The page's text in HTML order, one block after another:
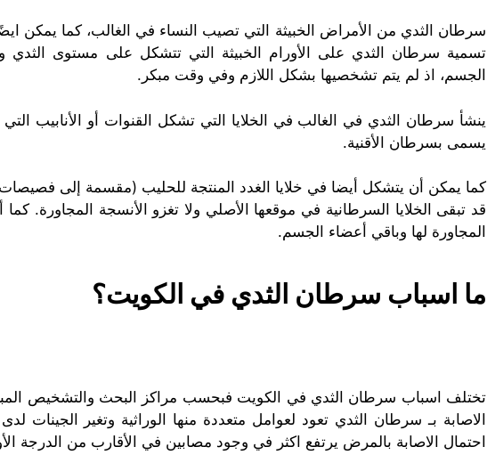
سرطان الثدي من الأمراض الخبيثة التي تصيب النساء في الغالب، كما يمكن
تسمية سرطان الثدي على الأورام الخبيثة التي تتشكل على مستوى الثدي
الجسم، اذ لم يتم تشخصيها بشكل اللازم وفي وقت مبكر.
ينشأ سرطان الثدي في الغالب في الخلايا التي تشكل القنوات أو الأنابيب
يسمى بسرطان الأقنية.
كما يمكن أن يتشكل أيضا في خلايا الغدد المنتجة للحليب (مقسمة إلى
قد تبقى الخلايا السرطانية في موقعها الأصلي ولا تغزو الأنسجة المجاورة.
المجاورة لها وباقي أعضاء الجسم.
ما اسباب سرطان الثدي في الكويت؟
تختلف اسباب سرطان الثدي في الكويت فبحسب مراكز البحث والتشخيص
الاصابة بـ سرطان الثدي تعود لعوامل متعددة منها الوراثية وتغير الجينات
احتمال الاصابة بالمرض يرتفع اكثر في وجود مصابين في الأقارب من الدرجة